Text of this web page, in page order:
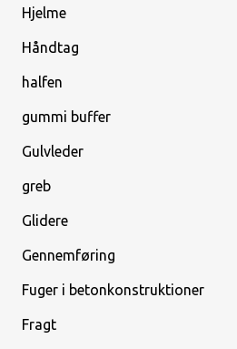
Hjelme
Håndtag
halfen
gummi buffer
Gulvleder
greb
Glidere
Gennemføring
Fuger i betonkonstruktioner
Fragt